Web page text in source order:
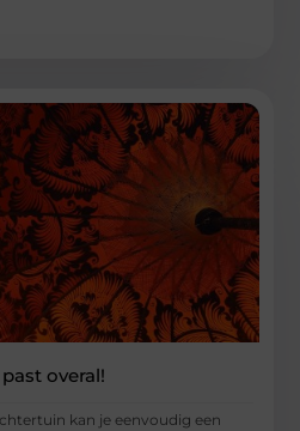
overal!
kan je eenvoudig een